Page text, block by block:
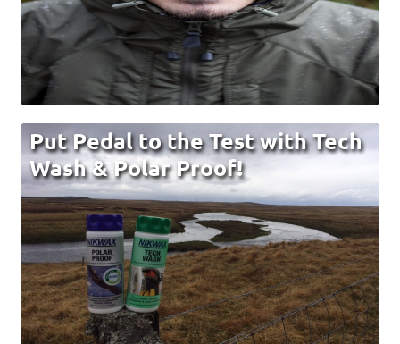
Put Pedal to the Test with Tech
Wash & Polar Proof!